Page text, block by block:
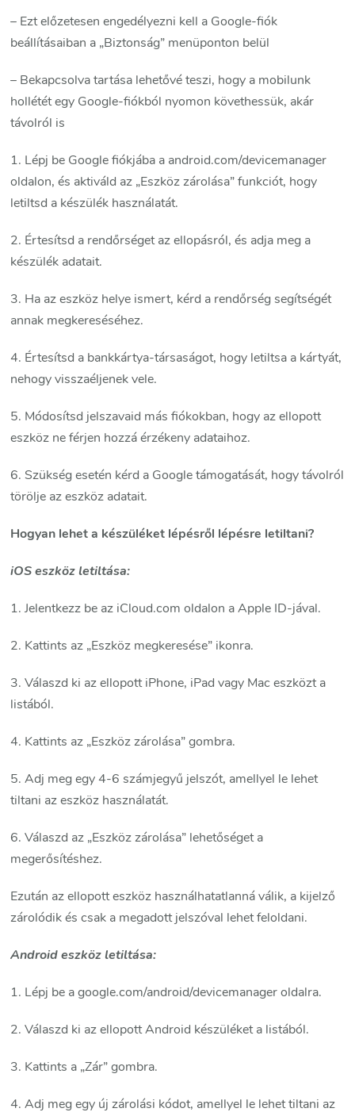
– Ezt előzetesen engedélyezni kell a Google-fiók
beállításaiban a „Biztonság” menüponton belül
– Bekapcsolva tartása lehetővé teszi, hogy a mobilunk
hollétét egy Google-fiókból nyomon követhessük, akár
távolról is
1. Lépj be Google fiókjába a android.com/devicemanager
oldalon, és aktiváld az „Eszköz zárolása” funkciót, hogy
letiltsd a készülék használatát.
2. Értesítsd a rendőrséget az ellopásról, és adja meg a
készülék adatait.
3. Ha az eszköz helye ismert, kérd a rendőrség segítségét
annak megkereséséhez.
4. Értesítsd a bankkártya-társaságot, hogy letiltsa a kártyát,
nehogy visszaéljenek vele.
5. Módosítsd jelszavaid más fiókokban, hogy az ellopott
eszköz ne férjen hozzá érzékeny adataihoz.
6. Szükség esetén kérd a Google támogatását, hogy távolról
törölje az eszköz adatait.
Hogyan lehet a készüléket lépésről lépésre letiltani?
iOS eszköz letiltása:
1. Jelentkezz be az iCloud.com oldalon a Apple ID-jával.
2. Kattints az „Eszköz megkeresése” ikonra.
3. Válaszd ki az ellopott iPhone, iPad vagy Mac eszközt a
listából.
4. Kattints az „Eszköz zárolása” gombra.
5. Adj meg egy 4-6 számjegyű jelszót, amellyel le lehet
tiltani az eszköz használatát.
6. Válaszd az „Eszköz zárolása” lehetőséget a
megerősítéshez.
Ezután az ellopott eszköz használhatatlanná válik, a kijelző
zárolódik és csak a megadott jelszóval lehet feloldani.
Android eszköz letiltása:
1. Lépj be a google.com/android/devicemanager oldalra.
2. Válaszd ki az ellopott Android készüléket a listából.
3. Kattints a „Zár” gombra.
4. Adj meg egy új zárolási kódot, amellyel le lehet tiltani az